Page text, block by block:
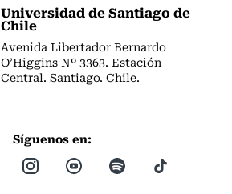
Universidad de Santiago de
Chile
Avenida Libertador Bernardo
O’Higgins Nº 3363. Estación
Central. Santiago. Chile.
Síguenos en: